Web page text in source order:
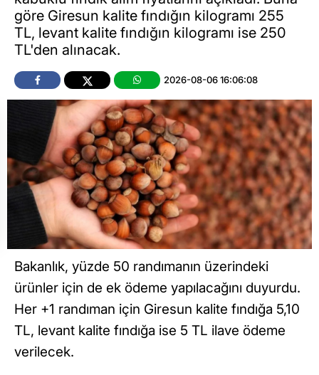
göre Giresun kalite fındığın kilogramı 255
TL, levant kalite fındığın kilogramı ise 250
TL'den alınacak.
2026-08-06 16:06:08
Bakanlık, yüzde 50 randımanın üzerindeki
ürünler için de ek ödeme yapılacağını duyurdu.
Her +1 randıman için Giresun kalite fındığa 5,10
TL, levant kalite fındığa ise 5 TL ilave ödeme
verilecek.